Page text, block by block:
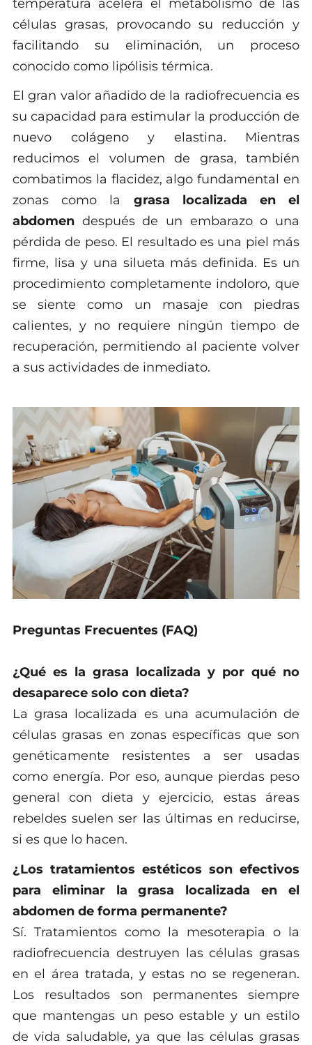
temperatura acelera el metabolismo de las
células grasas, provocando su reducción y
facilitando su eliminación, un proceso
conocido como lipólisis térmica.
El gran valor añadido de la radiofrecuencia es
su capacidad para estimular la producción de
nuevo colágeno y elastina. Mientras
reducimos el volumen de grasa, también
combatimos la flacidez, algo fundamental en
zonas como la grasa localizada en el
abdomen después de un embarazo o una
pérdida de peso. El resultado es una piel más
firme, lisa y una silueta más definida. Es un
procedimiento completamente indoloro, que
se siente como un masaje con piedras
calientes, y no requiere ningún tiempo de
recuperación, permitiendo al paciente volver
a sus actividades de inmediato.
Preguntas Frecuentes (FAQ)
¿Qué es la grasa localizada y por qué no
desaparece solo con dieta?
La grasa localizada es una acumulación de
células grasas en zonas específicas que son
genéticamente resistentes a ser usadas
como energía. Por eso, aunque pierdas peso
general con dieta y ejercicio, estas áreas
rebeldes suelen ser las últimas en reducirse,
si es que lo hacen.
¿Los tratamientos estéticos son efectivos
para eliminar la grasa localizada en el
abdomen de forma permanente?
Sí. Tratamientos como la mesoterapia o la
radiofrecuencia destruyen las células grasas
en el área tratada, y estas no se regeneran.
Los resultados son permanentes siempre
que mantengas un peso estable y un estilo
de vida saludable, ya que las células grasas